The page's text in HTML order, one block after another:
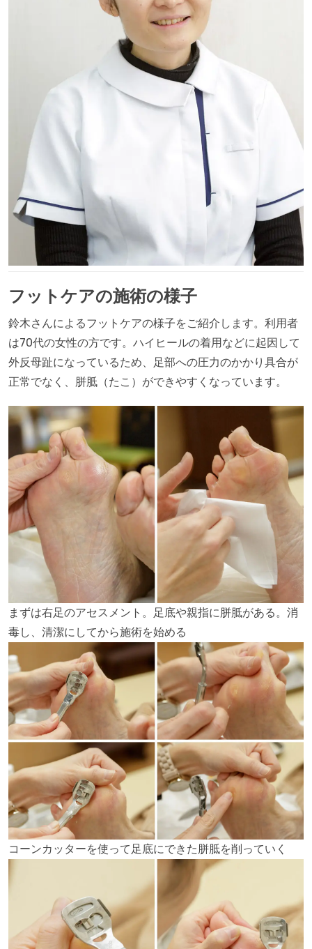
フットケアの施術の様子
鈴木さんによるフットケアの様子をご紹介します。利用者
は70代の女性の方です。ハイヒールの着用などに起因して
外反母趾になっているため、足部への圧力のかかり具合が
正常でなく、胼胝（たこ）ができやすくなっています。
まずは右足のアセスメント。足底や親指に胼胝がある。消
毒し、清潔にしてから施術を始める
コーンカッターを使って足底にできた胼胝を削っていく